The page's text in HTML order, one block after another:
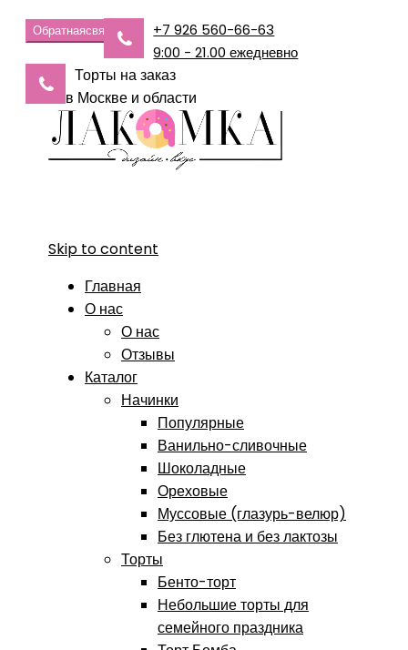
Обратнаясвязь
+7 926 560-66-63
9:00 - 21.00 ежедневно
Торты на заказ
в Москве и области
Skip to content
Главная
О нас
О нас
Отзывы
Каталог
Начинки
Популярные
Ванильно-сливочные
Шоколадные
Ореховые
Муссовые (глазурь-велюр)
Без глютена и без лактозы
Торты
Бенто-торт
Небольшие торты для
семейного праздника